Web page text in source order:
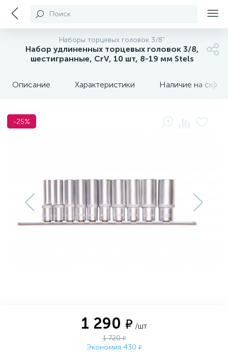
Поиск
Наборы торцевых головок 3/8"
Набор удлиненных торцевых головок 3/8,
шестигранные, CrV, 10 шт, 8-19 мм Stels
Описание Характеристики Наличие на
-25%
1 290 ₽ /шт
1 720₽
Экономия 430 ₽